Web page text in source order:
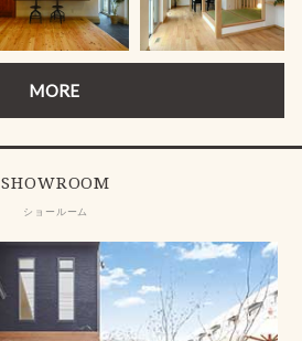
MORE
SHOWROOM
ショールーム